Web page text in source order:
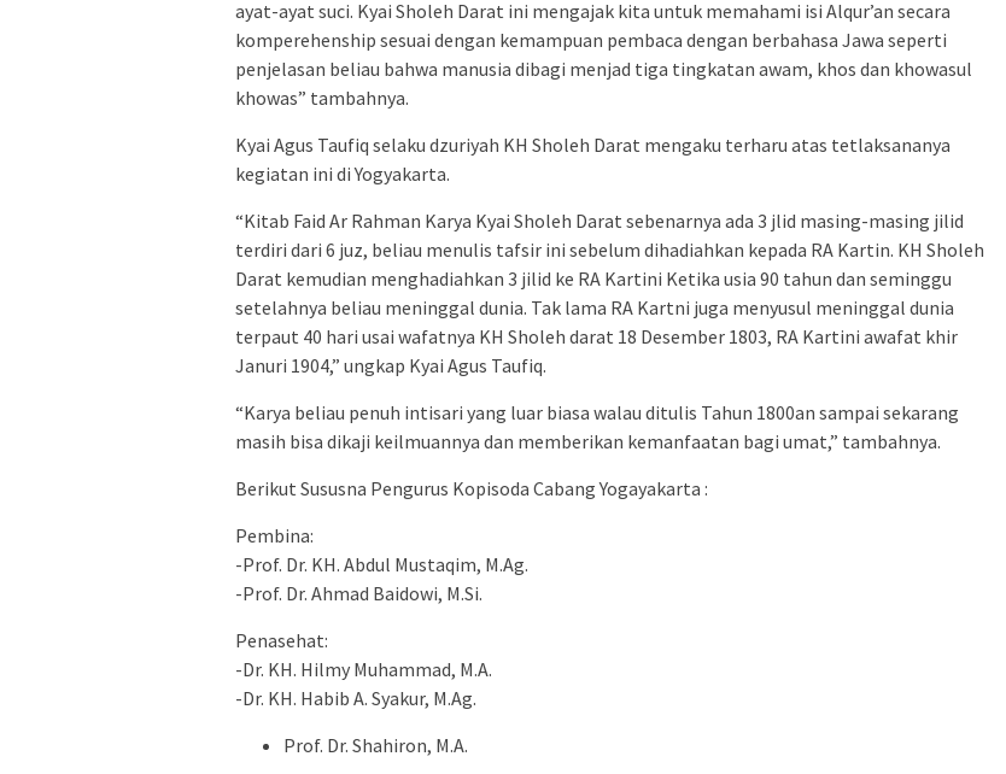
ayat-ayat suci. Kyai Sholeh Darat ini mengajak kita untuk memahami isi Alqur’an secara
komperehenship sesuai dengan kemampuan pembaca dengan berbahasa Jawa seperti
penjelasan beliau bahwa manusia dibagi menjad tiga tingkatan awam, khos dan khowasul
khowas” tambahnya.
Kyai Agus Taufiq selaku dzuriyah KH Sholeh Darat mengaku terharu atas tetlaksananya
kegiatan ini di Yogyakarta.
“Kitab Faid Ar Rahman Karya Kyai Sholeh Darat sebenarnya ada 3 jlid masing-masing jilid
terdiri dari 6 juz, beliau menulis tafsir ini sebelum dihadiahkan kepada RA Kartin. KH Sholeh
Darat kemudian menghadiahkan 3 jilid ke RA Kartini Ketika usia 90 tahun dan seminggu
setelahnya beliau meninggal dunia. Tak lama RA Kartni juga menyusul meninggal dunia
terpaut 40 hari usai wafatnya KH Sholeh darat 18 Desember 1803, RA Kartini awafat khir
Januri 1904,” ungkap Kyai Agus Taufiq.
“Karya beliau penuh intisari yang luar biasa walau ditulis Tahun 1800an sampai sekarang
masih bisa dikaji keilmuannya dan memberikan kemanfaatan bagi umat,” tambahnya.
Berikut Sususna Pengurus Kopisoda Cabang Yogayakarta :
Pembina:
-Prof. Dr. KH. Abdul Mustaqim, M.Ag.
-Prof. Dr. Ahmad Baidowi, M.Si.
Penasehat:
-Dr. KH. Hilmy Muhammad, M.A.
-Dr. KH. Habib A. Syakur, M.Ag.
Prof. Dr. Shahiron, M.A.